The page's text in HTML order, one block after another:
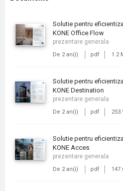
Solutie pentru eficientizarea fluxului de persoane
KONE Office Flow
De 2 an(i) pdf 1.2
prezentare generala
Solutie pentru eficientizarea fluxului de persoane
KONE Destination
De 2 an(i) pdf
prezentare generala
Solutie pentru eficientizarea fluxului de persoane
KONE Acces
De 2 an(i) pdf
prezentare generala